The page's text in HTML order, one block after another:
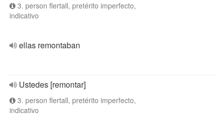
3. person flertall, pretérito imperfecto,
indicativo
ellas remontaban
Ustedes [remontar]
3. person flertall, pretérito imperfecto,
indicativo